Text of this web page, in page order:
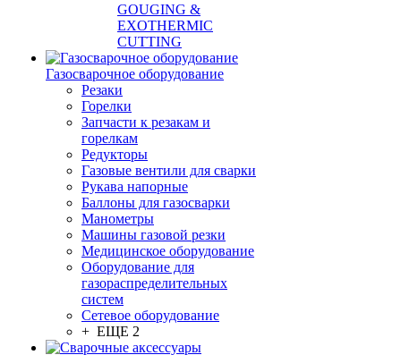
GOUGING &
EXOTHERMIC
CUTTING
Газосварочное оборудование
Резаки
Горелки
Запчасти к резакам и
горелкам
Редукторы
Газовые вентили для сварки
Рукава напорные
Баллоны для газосварки
Манометры
Машины газовой резки
Медицинское оборудование
Оборудование для
газораспределительных
систем
Сетевое оборудование
+ ЕЩЕ 2